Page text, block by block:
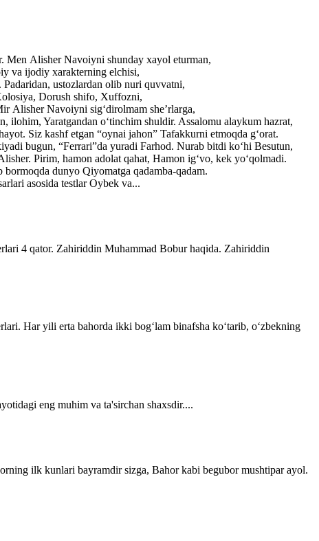
Men Alisher Navoiyni shunday xayol eturman,
va ijodiy xarakterning elchisi,
ustozlardan olib nuri quvvatni,
Dorush shifo, Xuffozni,
Alisher Navoiyni sig‘dirolmam she’rlarga,
Yaratgandan o‘tinchim shuldir. Assalomu alaykum hazrat,
Siz kashf etgan “oynai jahon” Tafakkurni etmoqda g‘orat.
bugun, “Ferrari”da yuradi Farhod. Nurab bitdi ko‘hi Besutun,
Pirim, hamon adolat qahat, Hamon ig‘vo, kek yo‘qolmadi.
dunyo Qiyomatga qadamba-qadam.
asosida testlar Oybek va...
4 qator. Zahiriddin Muhammad Bobur haqida. Zahiriddin
Har yili erta bahorda ikki bogʻlam binafsha koʻtarib, oʻzbekning
eng muhim va ta'sirchan shaxsdir....
ilk kunlari bayramdir sizga, Bahor kabi begubor mushtipar ayol.